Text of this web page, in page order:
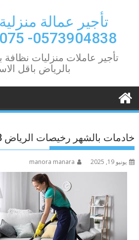
تأجير عمالة
0573904838- 0549362075
تأجير عاملات منزليات نظافة
بالرياض باقل
خادمات بالشهر رخيصات الرياض 0541630238
يونيو 19, 2025 manora manara